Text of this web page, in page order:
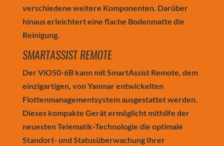
verschiedene weitere Komponenten. Darüber
hinaus erleichtert eine flache Bodenmatte die
Reinigung.
SMARTASSIST REMOTE
Der ViO50-6B kann mit SmartAssist Remote, dem
einzigartigen, von Yanmar entwickelten
Flottenmanagementsystem ausgestattet werden.
Dieses kompakte Gerät ermöglicht mithilfe der
neuesten Telematik-Technologie die optimale
Standort- und Statusüberwachung Ihrer